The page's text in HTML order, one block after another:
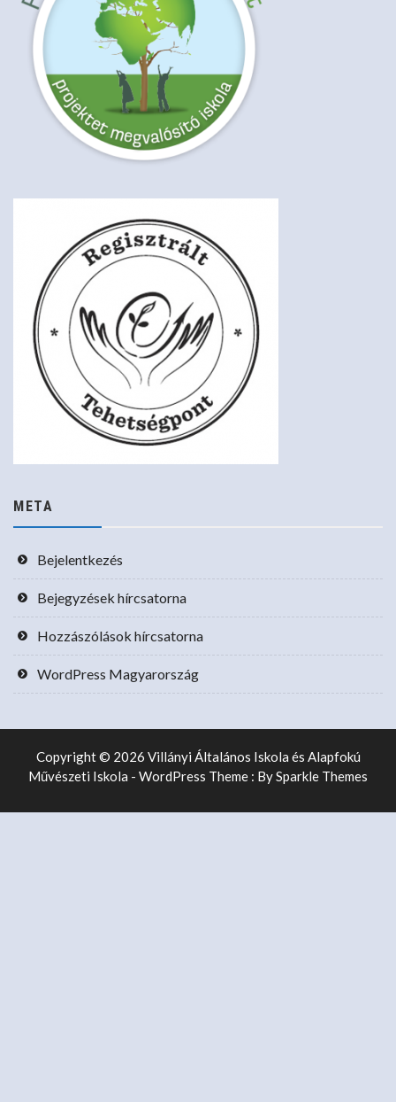
META
Bejelentkezés
Bejegyzések hírcsatorna
Hozzászólások hírcsatorna
WordPress Magyarország
Copyright © 2026 Villányi Általános Iskola és Alapfokú
Művészeti Iskola - WordPress Theme : BySparkle Themes